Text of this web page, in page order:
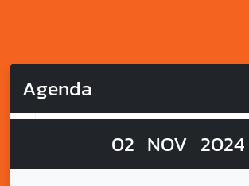
Agenda
02 NOV 2024